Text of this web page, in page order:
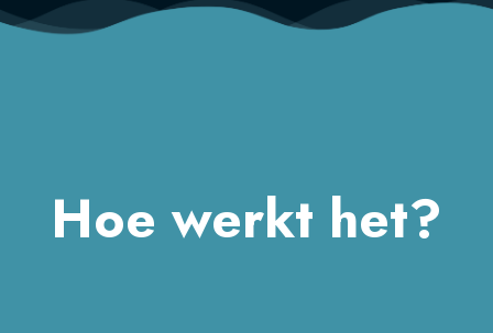
Hoe werkt het?